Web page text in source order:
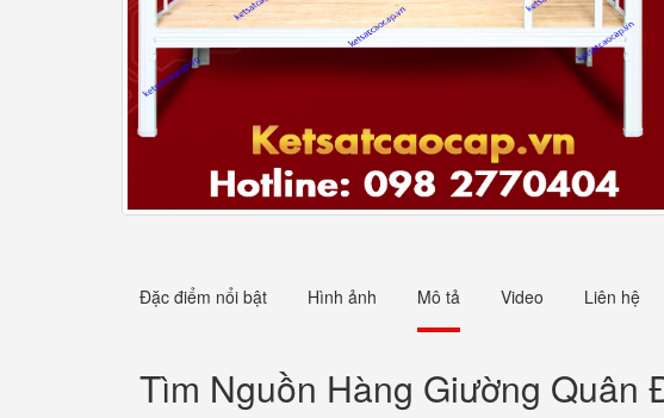
Đặc điểm nổi bật Hình ảnh Mô tả Video Liên hệ
Tìm Nguồn Hàng Giường Quân